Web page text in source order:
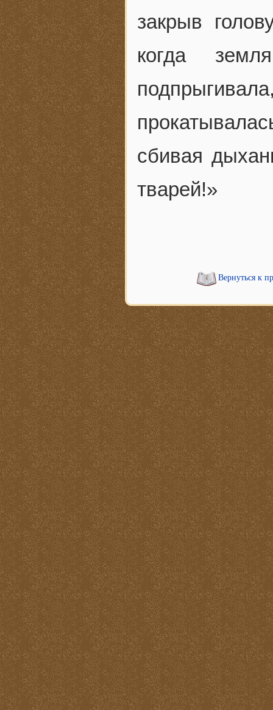
закрыв
когда
сбивая
тварей!»
Вернуться к